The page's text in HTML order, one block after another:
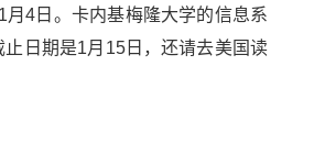
4日。卡内基梅隆大学的信息系
日期是1月15日，还请去美国读